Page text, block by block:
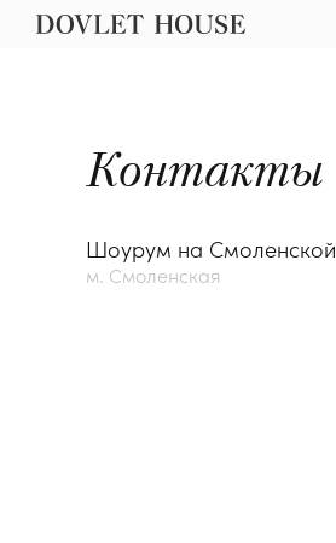
Контакты
Шоурум на Смоленской
м. Смоленская